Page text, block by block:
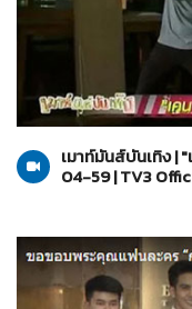
11-04-2559
ค
เมาท์มันส์บันเทิง |
04-59 | TV3